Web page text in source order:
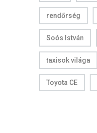
rendőrség
Soós István
taxisok világa
Toyota CE